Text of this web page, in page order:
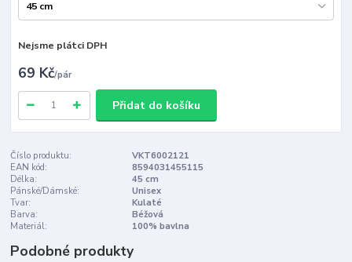
Nejsme plátci DPH
69 Kč/pár
Přidat do košíku
Číslo produktu:
VKT6002121
EAN kód:
8594031455115
Délka:
45 cm
Pánské/Dámské:
Unisex
Tvar:
Kulaté
Barva:
Béžová
Materiál:
100% bavlna
Podobné produkty